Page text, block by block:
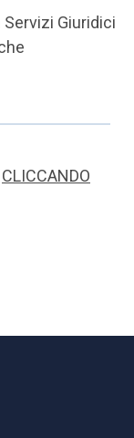
Giuridici
CLICCANDO